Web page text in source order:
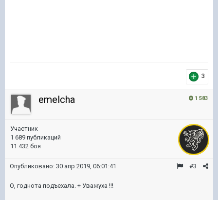
3
1 583
emelcha
Участник
1 689 публикаций
11 432 боя
#3
Опубликовано: 30 апр 2019, 06:01:41
О, годнота подъехала. + Уважуха !!!